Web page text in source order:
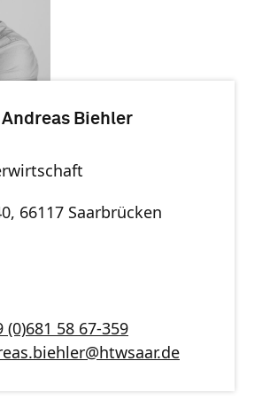
Biehler
66117 Saarbrücken
(0)681 58 67-359
@htwsaar.de